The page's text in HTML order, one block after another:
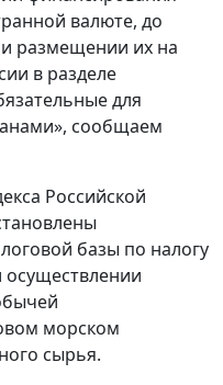
валюте, до
размещении их на
в разделе
для
сообщаем
Российской
базы по налогу
морском
сырья.